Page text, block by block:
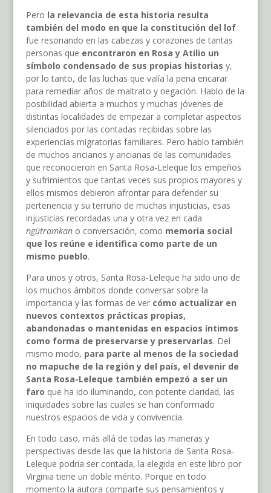
Pero la relevancia de esta historia resulta
también del modo en que la constitución del lof
fue resonando en las cabezas y corazones de tantas
personas que encontraron en Rosa y Atilio un
símbolo condensado de sus propias historias y,
por lo tanto, de las luchas que valía la pena encarar
para remediar años de maltrato y negación. Hablo de la
posibilidad abierta a muchos y muchas jóvenes de
distintas localidades de empezar a completar aspectos
silenciados por las contadas recibidas sobre las
experiencias migratorias familiares. Pero hablo también
de muchos ancianos y ancianas de las comunidades
que reconocieron en Santa Rosa-Leleque los empeños
y sufrimientos que tantas veces sus propios mayores y
ellos mismos debieron afrontar para defender su
pertenencia y su terruño de muchas injusticias, esas
injusticias recordadas una y otra vez en cada
ngütramkano conversación, como memoria social
que los reúne e identifica como parte de un
mismo pueblo.
Para unos y otros, Santa Rosa-Leleque ha sido uno de
los muchos ámbitos donde conversar sobre la
importancia y las formas de ver cómo actualizar en
nuevos contextos prácticas propias,
abandonadas o mantenidas en espacios íntimos
como forma de preservarse y preservarlas. Del
mismo modo, para parte al menos de la sociedad
no mapuche de la región y del país, el devenir de
Santa Rosa-Leleque también empezó a ser un
faro que ha ido iluminando, con potente claridad, las
iniquidades sobre las cuales se han conformado
nuestros espacios de vida y convivencia.
En todo caso, más allá de todas las maneras y
perspectivas desde las que la historia de Santa Rosa-
Leleque podría ser contada, la elegida en este libro por
Virginia tiene un doble mérito. Porque en todo
momento la autora comparte sus pensamientos y